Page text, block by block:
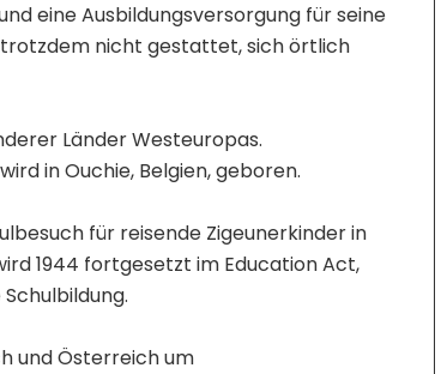
eine Ausbildungsversorgung für seine
trotzdem nicht gestattet, sich örtlich
Länder Westeuropas.
in Ouchie, Belgien, geboren.
für reisende Zigeunerkinder in
1944 fortgesetzt im Education Act,
und Österreich um